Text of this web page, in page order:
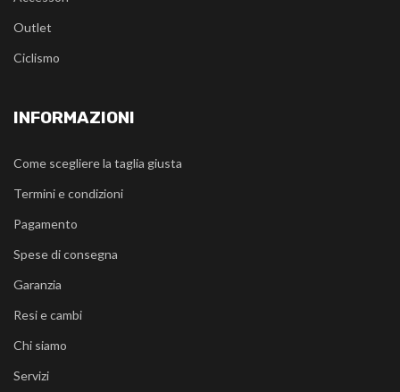
Outlet
Ciclismo
INFORMAZIONI
Come scegliere la taglia giusta
Termini e condizioni
Pagamento
Spese di consegna
Garanzia
Resi e cambi
Chi siamo
Servizi